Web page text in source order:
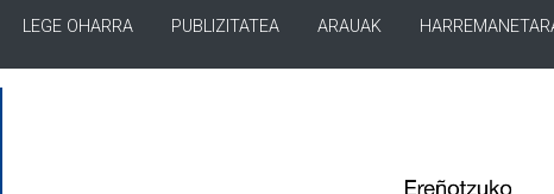
LEGE OHARRA PUBLIZITATEA ARAUAK